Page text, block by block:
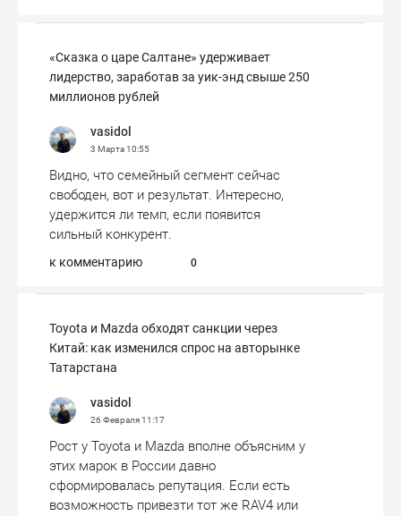
«Сказка о царе Салтане» удерживает
лидерство, заработав за уик-энд свыше 250
миллионов рублей
vasidol
3 Марта10:55
Видно, что семейный сегмент сейчас
свободен, вот и результат. Интересно,
удержится ли темп, если появится
сильный конкурент.
к комментарию 0
Toyota и Mazda обходят санкции через
Китай: как изменился спрос на авторынке
Татарстана
vasidol
26 Февраля11:17
Рост у Toyota и Mazda вполне объясним у
этих марок в России давно
сформировалась репутация. Если есть
возможность привезти тот же RAV4 или